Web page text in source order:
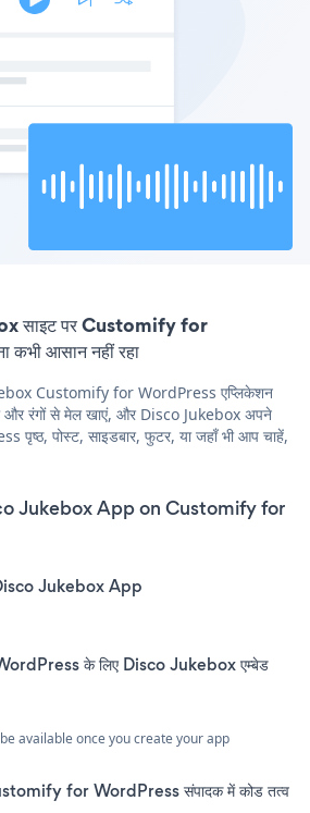
साइट पर Customify for
आसान नहीं रहा
Customify for WordPress एप्लिकेशन
और रंगों से मेल खाएं, और Disco Jukebox अपने
पोस्ट, साइडबार, फुटर, या जहाँ भी आप चाहें,
Jukebox App on Customify for
Jukebox App
के लिए Disco Jukebox एम्बेड
available once you create your app
for WordPress संपादक में कोड तत्व